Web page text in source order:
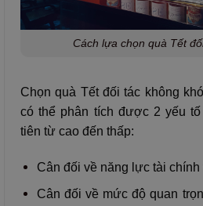
Cách lựa chọn quà Tết
Chọn quà Tết đối tác không
có thể phân tích được 2 yếu
tiên từ cao đến thấp:
Cân đối về năng lực tài
Cân đối về mức độ quan